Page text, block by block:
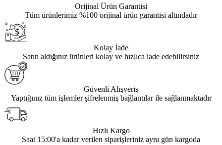
Orijinal Ürün Garantisi
Tüm ürünlerimiz %100 orijinal ürün garantisi altındadır
Kolay İade
Satın aldığınız ürünleri kolay ve hızlıca iade edebilirsiniz
Güvenli Alışveriş
Yaptığınız tüm işlemler şifrelenmiş bağlantılar ile sağlanmaktadır
Hızlı Kargo
Saat 15:00'a kadar verilen siparişleriniz aynı gün kargoda